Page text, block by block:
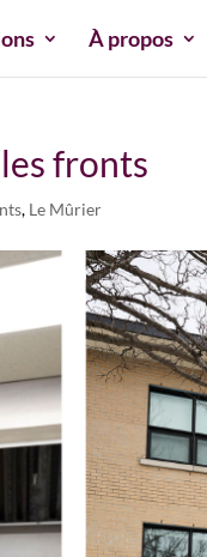
À propos
fronts
, Le Mûrier